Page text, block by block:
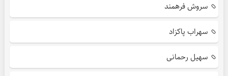
سروش فرهمند
سهراب پاکزاد
سهیل رحمانی